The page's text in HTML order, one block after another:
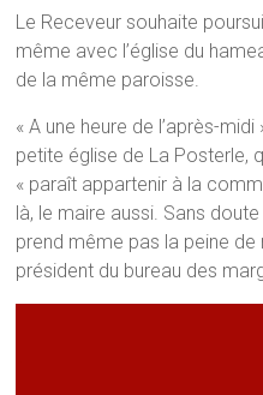
Le Receveur souhaite
même avec l’église du
de la même paroisse.
« A une heure de l’après-
petite église de La Posterle,
« paraît appartenir à la
là, le maire aussi. Sans
prend même pas la peine de
président du bureau des